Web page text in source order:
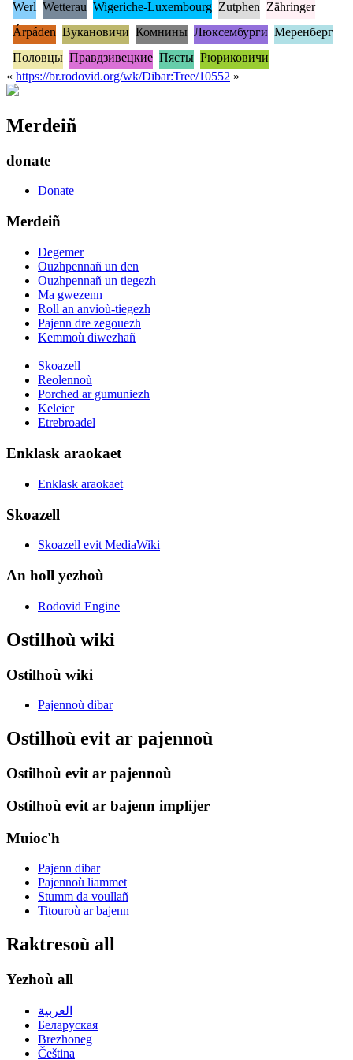
Werl Wetterau Wigeriche-Luxembourg Zutphen Zähringer
Árpáden Вукановичи Комнины Люксембурги Меренберг
Половцы Правдзивецкие Пясты Рюриковичи
« https://br.rodovid.org/wk/Dibar:Tree/10552 »
Merdeiñ
donate
Donate
Merdeiñ
Degemer
Ouzhpennañ un den
Ouzhpennañ un tiegezh
Ma gwezenn
Roll an anvioù-tiegezh
Pajenn dre zegouezh
Kemmoù diwezhañ
Skoazell
Reolennoù
Porched ar gumuniezh
Keleier
Etrebroadel
Enklask araokaet
Enklask araokaet
Skoazell
Skoazell evit MediaWiki
An holl yezhoù
Rodovid Engine
Ostilhoù wiki
Ostilhoù wiki
Pajennoù dibar
Ostilhoù evit ar pajennoù
Ostilhoù evit ar pajennoù
Ostilhoù evit ar bajenn implijer
Muioc'h
Pajenn dibar
Pajennoù liammet
Stumm da voullañ
Titouroù ar bajenn
Raktresoù all
Yezhoù all
العربية
Беларуская
Brezhoneg
Čeština